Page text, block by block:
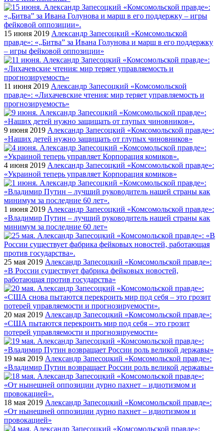
15 июня 2019 Александр Запесоцкий «Комсомольской
правде»: «„Битва” за Ивана Голунова и марш в его поддержку
– игры фейковой оппозиции»
11 июня 2019 Александр Запесоцкий «Комсомольской
правде»: «Лихачевские чтения: мир теряет управляемость и
прогнозируемость»
9 июня 2019 Александр Запесоцкий «Комсомольской правде»:
«Наших детей нужно защищать от глупых чиновников»
4 июня 2019 Александр Запесоцкий «Комсомольской правде»:
«Украиной теперь управляет Корпорация комиков»
1 июня 2019 Александр Запесоцкий «Комсомольской правде»:
«Владимир Путин – лучший руководитель нашей страны как
минимум за последние 60 лет»
25 мая 2019 Александр Запесоцкий «Комсомольской правде»:
«В России существует фабрика фейковых новостей,
работающая против государства»
20 мая 2019 Александр Запесоцкий «Комсомольской правде»:
«США пытаются перекроить мир под себя – это грозит
потерей управляемости и прогнозируемости»
19 мая 2019 Александр Запесоцкий «Комсомольской правде»:
«Владимир Путин возвращает России роль великой державы»
18 мая 2019 Александр Запесоцкий «Комсомольской правде»:
«От нынешней оппозиции дурно пахнет – идиотизмом и
провокацией»